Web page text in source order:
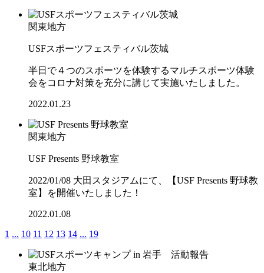
関東地方
USFスポーツフェスティバル茨城
半日で４つのスポーツを体験するマルチスポーツ体験
会をコロナ対策を充分に講じて実施いたしました。
2022.01.23
関東地方
USF Presents 野球教室
2022/01/08 大田スタジアムにて、【USF Presents 野球教
室】を開催いたしました！
2022.01.08
1 ... 10 11 12 13 14 ... 19
東北地方